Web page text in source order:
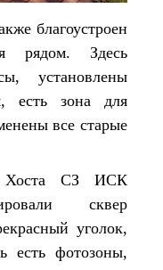
благоустроен
рядом. Здесь
установлены
есть зона для
все старые
Хоста СЗ ИСК
сквер
уголок,
есть фотозоны,